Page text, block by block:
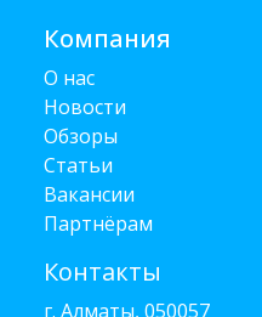
Компания
О нас
Новости
Обзоры
Статьи
Вакансии
Партнёрам
Контакты
г. Алматы, 050057